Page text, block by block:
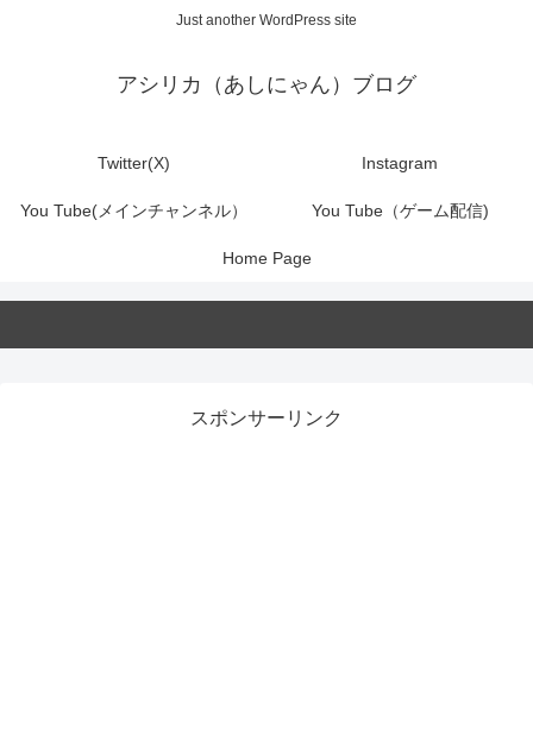
Just another WordPress site
アシリカ（あしにゃん）ブログ
Twitter(X) Instagram
You Tube(メインチャンネル） You Tube（ゲーム配信)
Home Page
スポンサーリンク